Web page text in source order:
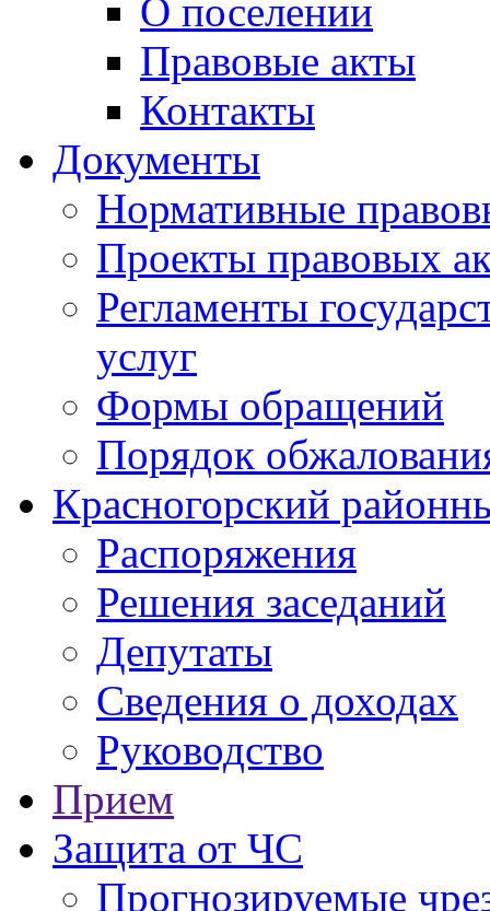
О поселении
Правовые акты
Контакты
Документы
Нормативные
Проекты правовых
Регламенты
услуг
Формы обращений
Порядок
Красногорский
Распоряжения
Решения заседаний
Депутаты
Сведения о доходах
Руководство
Прием
Защита от ЧС
Прогнозируемые